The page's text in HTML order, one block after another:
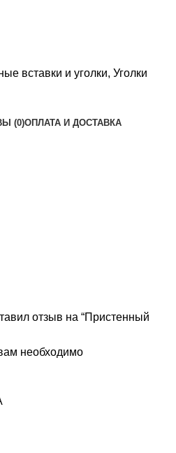
вставки и уголки, Уголки
(0)ОПЛАТА И ДОСТАВКА
отзыв на “Пристенный
необходимо